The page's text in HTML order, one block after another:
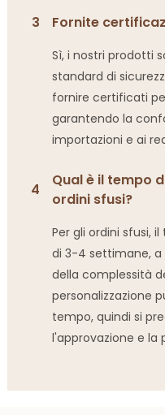
3 Fornite
Sì, i nostri prodotti
standard di
fornire certificati
garantendo la
importazioni e ai
4
Qual è il tempo
ordini sfusi?
Per gli ordini sfusi,
di 3-4 settimane, a
della complessità
personalizzazione
tempo, quindi si
l'approvazione e la